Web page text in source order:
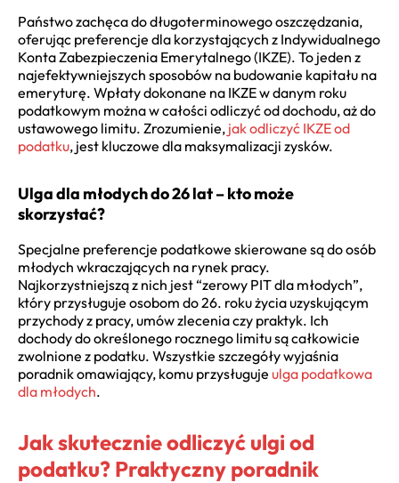
Państwo zachęca do długoterminowego oszczędzania,
oferując preferencje dla korzystających z Indywidualnego
Konta Zabezpieczenia Emerytalnego (IKZE). To jeden z
najefektywniejszych sposobów na budowanie kapitału na
emeryturę. Wpłaty dokonane na IKZE w danym roku
podatkowym można w całości odliczyć od dochodu, aż do
ustawowego limitu. Zrozumienie, jak odliczyć IKZE od
podatku, jest kluczowe dla maksymalizacji zysków.
Ulga dla młodych do 26 lat – kto może
skorzystać?
Specjalne preferencje podatkowe skierowane są do osób
młodych wkraczających na rynek pracy.
Najkorzystniejszą z nich jest “zerowy PIT dla młodych”,
który przysługuje osobom do 26. roku życia uzyskującym
przychody z pracy, umów zlecenia czy praktyk. Ich
dochody do określonego rocznego limitu są całkowicie
zwolnione z podatku. Wszystkie szczegóły wyjaśnia
poradnik omawiający, komu przysługuje ulga podatkowa
dla młodych.
Jak skutecznie odliczyć ulgi od
podatku? Praktyczny poradnik